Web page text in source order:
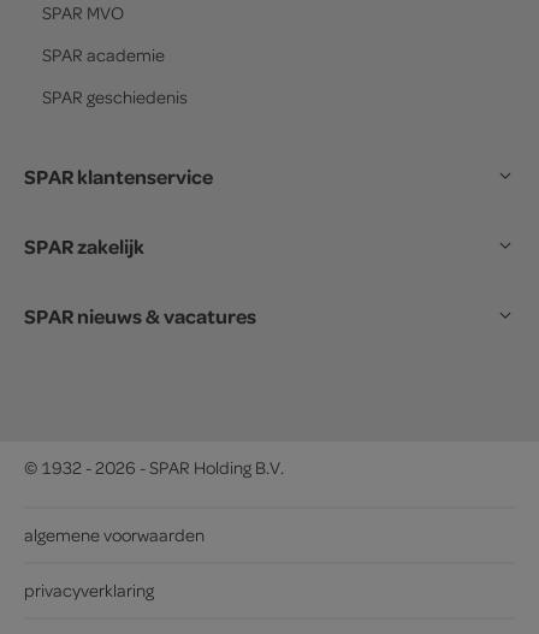
SPAR MVO
SPAR academie
SPAR geschiedenis
SPAR klantenservice
SPAR zakelijk
SPAR nieuws & vacatures
© 1932 - 2026 - SPAR Holding B.V.
algemene voorwaarden
privacyverklaring